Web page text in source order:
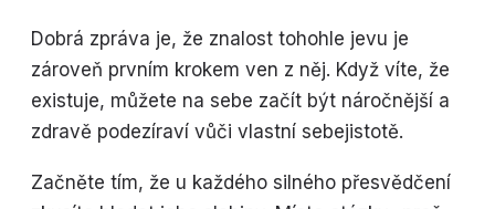
Dobrá zpráva je, že znalost tohohle jevu je
zároveň prvním krokem ven z něj. Když víte, že
existuje, můžete na sebe začít být náročnější a
zdravě podezíraví vůči vlastní sebejistotě.
Začněte tím, že u každého silného přesvědčení